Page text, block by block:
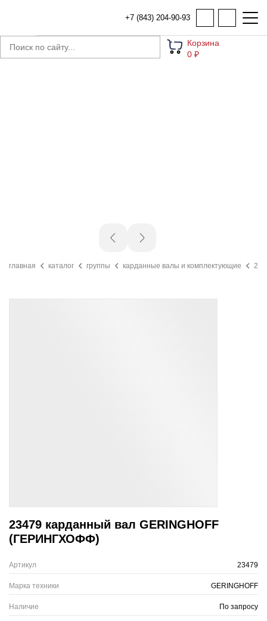
+7 (843) 204-90-93
Корзина
0 ₽
главная каталог группы карданные валы и комплектующие
23479 карданный вал GERINGHOFF
(ГЕРИНГХОФФ)
Артикул 23479
Марка техники GERINGHOFF
Наличие По запросу